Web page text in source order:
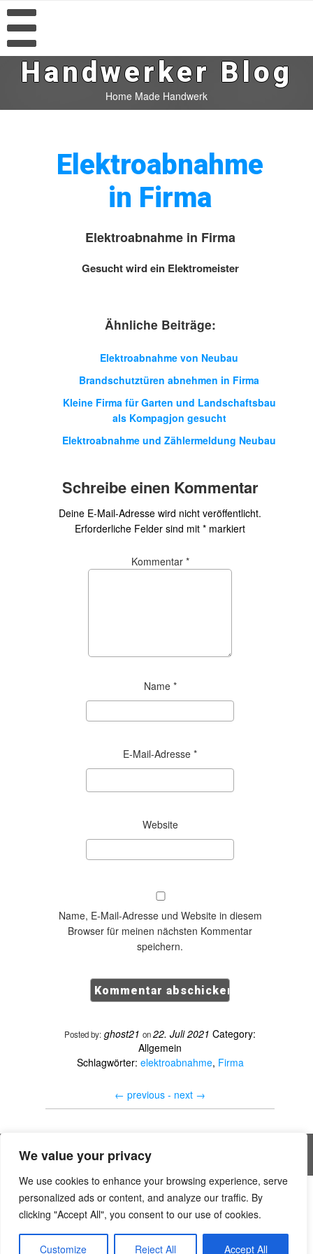
We value your privacy
We use cookies to enhance your browsing experience, serve
personalized ads or content, and analyze our traffic. By
clicking "Accept All", you consent to our use of cookies.
Customize Reject All Accept All
Handwerker Blog
Home Made Handwerk
Elektroabnahme
in Firma
Elektroabnahme in Firma
Gesucht wird ein Elektromeister
Ähnliche Beiträge:
Elektroabnahme von Neubau
Brandschutztüren abnehmen in Firma
Kleine Firma für Garten und Landschaftsbau
als Kompagjon gesucht
Elektroabnahme und Zählermeldung Neubau
Schreibe einen Kommentar
Deine E-Mail-Adresse wird nicht veröffentlicht.
Erforderliche Felder sind mit * markiert
Kommentar *
Name *
E-Mail-Adresse *
Website
Name, E-Mail-Adresse und Website in diesem
Browser für meinen nächsten Kommentar
speichern.
Posted by: ghost21 on22. Juli 2021 Category:
Allgemein
Schlagwörter: elektroabnahme, Firma
← previous - next →
All rights reserved © Handwerker Blog
The smart blog 7040 | The Glen Secret is.gd/sznfta
private krankenversicherung online berechnen - Praxisnaher
Leitfaden mit Experten-Tipps – Telegraph